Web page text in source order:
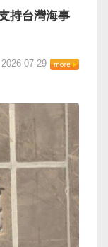
持台灣海事
2026-07-29